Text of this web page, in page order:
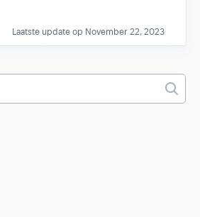
Laatste update op November 22, 2023